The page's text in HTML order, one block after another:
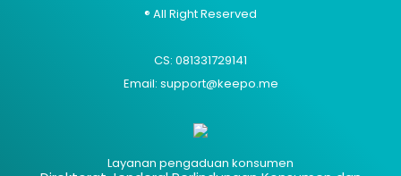
® All Right Reserved
CS: 081331729141
Email: support@keepo.me
Layanan pengaduan konsumen